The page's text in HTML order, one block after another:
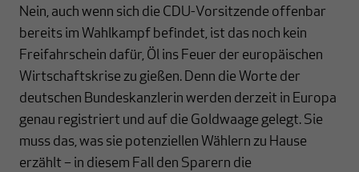
Nein, auch wenn sich die CDU-Vorsitzende offenbar
bereits im Wahlkampf befindet, ist das noch kein
Freifahrschein dafür, Öl ins Feuer der europäischen
Wirtschaftskrise zu gießen. Denn die Worte der
deutschen Bundeskanzlerin werden derzeit in Europa
genau registriert und auf die Goldwaage gelegt. Sie
muss das, was sie potenziellen Wählern zu Hause
erzählt – in diesem Fall den Sparern die